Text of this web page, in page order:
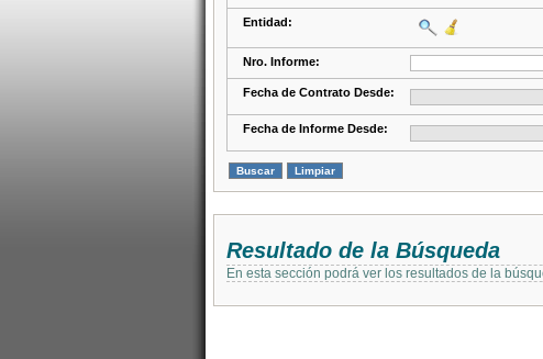
Entidad:
Nro. Informe:
Fecha de Contrato Desde:
Fecha de Informe Desde:
Resultado de la Búsqueda
En esta sección podrá ver los resultados de la